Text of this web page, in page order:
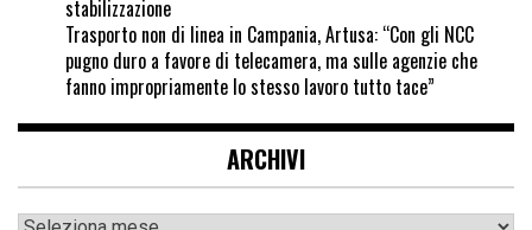
stabilizzazione
Trasporto non di linea in Campania, Artusa: “Con gli NCC
pugno duro a favore di telecamera, ma sulle agenzie che
fanno impropriamente lo stesso lavoro tutto tace”
ARCHIVI